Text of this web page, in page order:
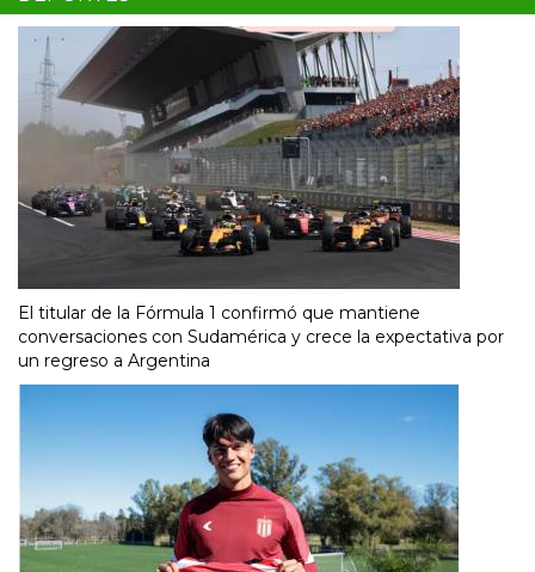
El titular de la Fórmula 1 confirmó que mantiene
conversaciones con Sudamérica y crece la expectativa por
un regreso a Argentina